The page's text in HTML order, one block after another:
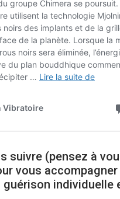
suivre (pensez à
vous
guérison individuelle